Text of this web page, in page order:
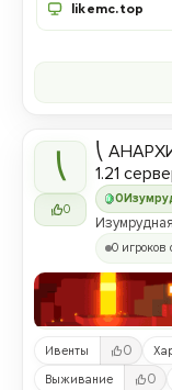
likemc.top
⎝
0
0
⎝
1.21
0 игроков
Ивенты 0
Выживание 0